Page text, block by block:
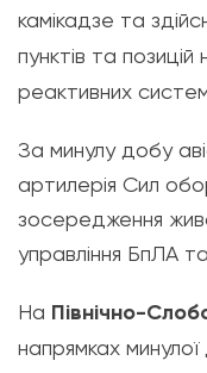
камікадзе та
пунктів та
реактивних
За минулу добу
артилерія Сил
зосередження
управління БпЛА
На Північно-
напрямках